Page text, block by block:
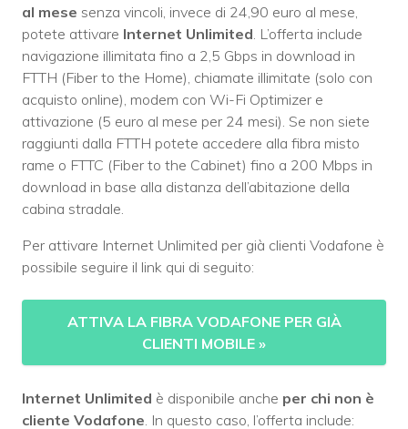
al mese senza vincoli, invece di 24,90 euro al mese,
potete attivare Internet Unlimited . L’offerta include
navigazione illimitata fino a 2,5 Gbps in download in
FTTH (Fiber to the Home), chiamate illimitate (solo con
acquisto online), modem con Wi-Fi Optimizer e
attivazione (5 euro al mese per 24 mesi). Se non siete
raggiunti dalla FTTH potete accedere alla fibra misto
rame o FTTC (Fiber to the Cabinet) fino a 200 Mbps in
download in base alla distanza dell’abitazione della
cabina stradale.
Per attivare Internet Unlimited per già clienti Vodafone è
possibile seguire il link qui di seguito:
ATTIVA LA FIBRA VODAFONE PER GIÀ
CLIENTI MOBILE »
Internet Unlimited è disponibile anche per chi non è
cliente Vodafone . In questo caso, l’offerta include: